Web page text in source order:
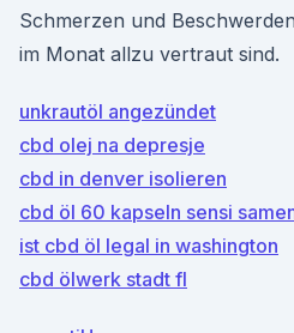
Schmerzen und
im Monat allzu vertraut sind.
unkrautöl angezündet
cbd olej na depresje
cbd in denver isolieren
cbd öl 60 kapseln sensi
ist cbd öl legal in washington
cbd ölwerk stadt fl